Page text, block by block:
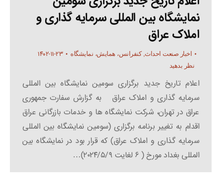
نمایشگاه بین المللی سرمایه گذاری و
املاک عراق
اخبار صنعت احداث,کنفرانس، همایش، نمایشگاه ۱۴۰۲-۱۱-۲۳
نظر بدهید
اعلام تاریخ جدید برگزاری سومین نمایشگاه بین المللی
سرمایه گذاری و املاک عراق به گزارش سفارت جمهوری
عراق در تهران، شرکت نمایشگاه ها و خدمات بازرگانی عراق
اقدام به تغییر برنامه برگزاری (سومین نمایشگاه بین المللی
سرمایه گذاری و املاک عراق) که قرار بود در نمایشگاه بین
المللی بغداد مورخ ( ۶ لغایت ۲۰۲۴/۵/۹)…